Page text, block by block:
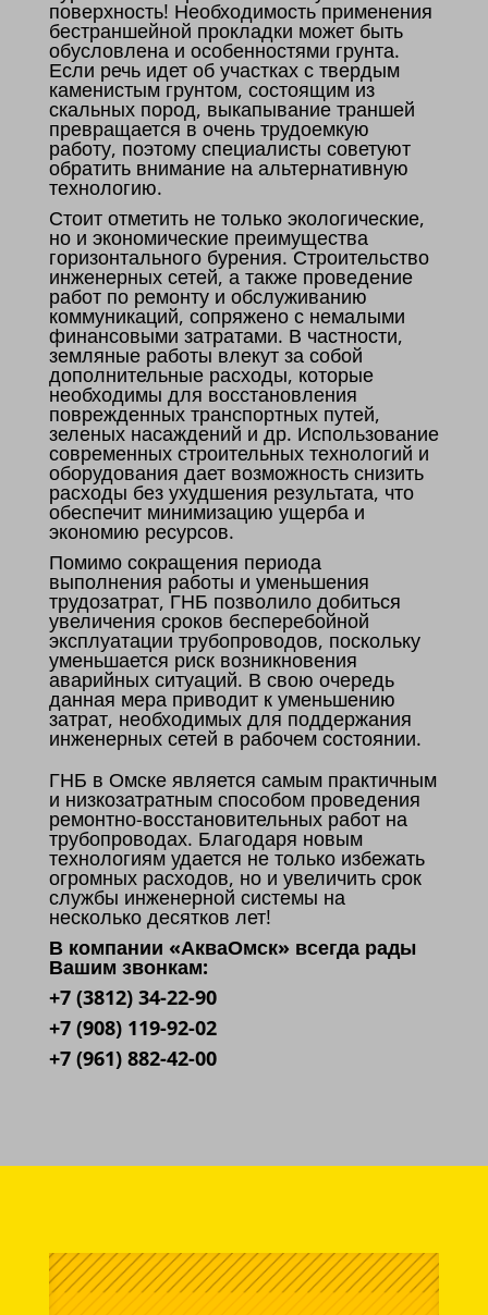
поверхность! Необходимость применения
бестраншейной прокладки может быть
обусловлена и особенностями грунта.
Если речь идет об участках с твердым
каменистым грунтом, состоящим из
скальных пород, выкапывание траншей
превращается в очень трудоемкую
работу, поэтому специалисты советуют
обратить внимание на альтернативную
технологию.
Стоит отметить не только экологические,
но и экономические преимущества
горизонтального бурения. Строительство
инженерных сетей, а также проведение
работ по ремонту и обслуживанию
коммуникаций, сопряжено с немалыми
финансовыми затратами. В частности,
земляные работы влекут за собой
дополнительные расходы, которые
необходимы для восстановления
поврежденных транспортных путей,
зеленых насаждений и др. Использование
современных строительных технологий и
оборудования дает возможность снизить
расходы без ухудшения результата, что
обеспечит минимизацию ущерба и
экономию ресурсов.
Помимо сокращения периода
выполнения работы и уменьшения
трудозатрат, ГНБ позволило добиться
увеличения сроков бесперебойной
эксплуатации трубопроводов, поскольку
уменьшается риск возникновения
аварийных ситуаций. В свою очередь
данная мера приводит к уменьшению
затрат, необходимых для поддержания
инженерных сетей в рабочем состоянии.
ГНБ в Омске является самым практичным
и низкозатратным способом проведения
ремонтно-восстановительных работ на
трубопроводах. Благодаря новым
технологиям удается не только избежать
огромных расходов, но и увеличить срок
службы инженерной системы на
несколько десятков лет!
В компании «АкваОмск» всегда рады
Вашим звонкам:
+7 (3812) 34-22-90
+7 (908) 119-92-02
+7 (961) 882-42-00